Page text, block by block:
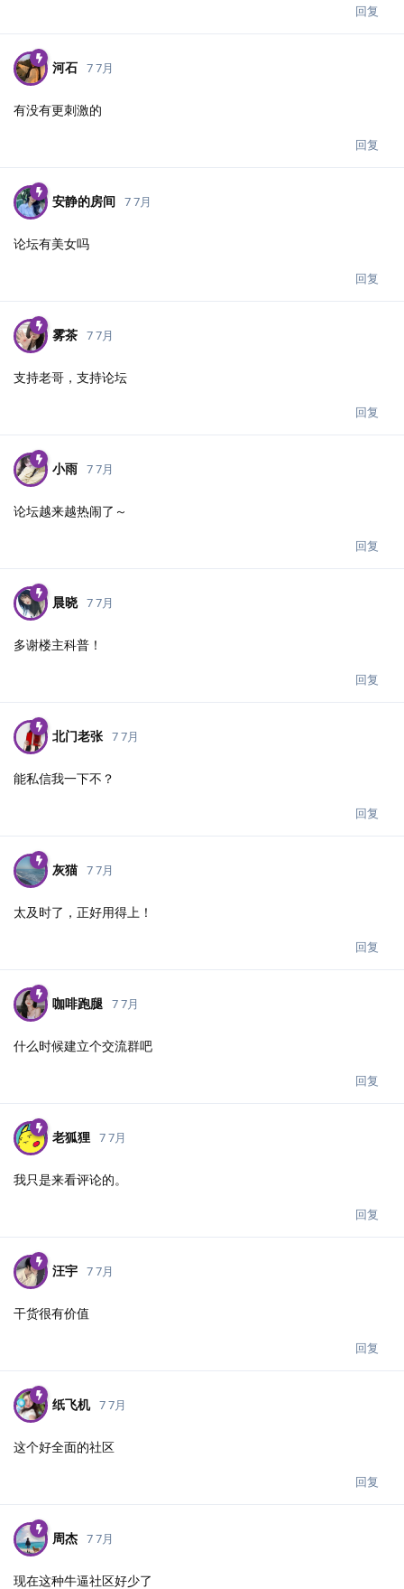
回复
河石 7 7月
有没有更刺激的
回复
安静的房间 7 7月
论坛有美女吗
回复
雾茶 7 7月
支持老哥，支持论坛
回复
小雨 7 7月
论坛越来越热闹了～
回复
晨晓 7 7月
多谢楼主科普！
回复
北门老张 7 7月
能私信我一下不？
回复
灰猫 7 7月
太及时了，正好用得上！
回复
咖啡跑腿 7 7月
什么时候建立个交流群吧
回复
老狐狸 7 7月
我只是来看评论的。
回复
汪宇 7 7月
干货很有价值
回复
纸飞机 7 7月
这个好全面的社区
回复
周杰 7 7月
现在这种牛逼社区好少了